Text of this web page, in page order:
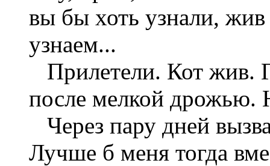
вы бы хоть узнали,
узнаем...
Прилетели. Кот жив.
после мелкой дрожью.
Через пару дней
Лучше б меня тогда